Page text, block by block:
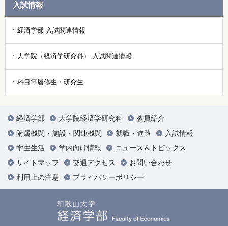
入試情報
経済学部 入試関連情報
大学院（経済学研究科） 入試関連情報
科目等履修生・研究生
経済学部 大学院経済学研究科
教員紹介
附属機関・施設・関連機関
就職・進路
入試情報
学生生活
学内向け情報
ニュース＆トピックス
サイトマップ
交通アクセス
お問い合わせ
利用上の注意
プライバシーポリシー